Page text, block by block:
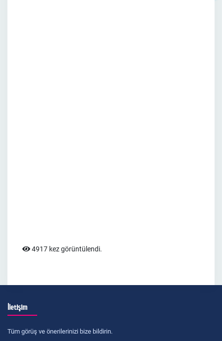
4917 kez görüntülendi.
İletişim
Tüm görüş ve önerilerinizi bize bildirin.